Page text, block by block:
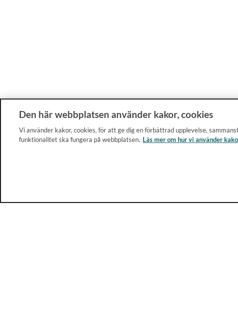
Den här webbplatsen använder kakor, cookies
Vi använder kakor, cookies, för att ge dig en förbättrad upplevelse,
funktionalitet ska fungera på webbplatsen. Läs mer om hur vi använder